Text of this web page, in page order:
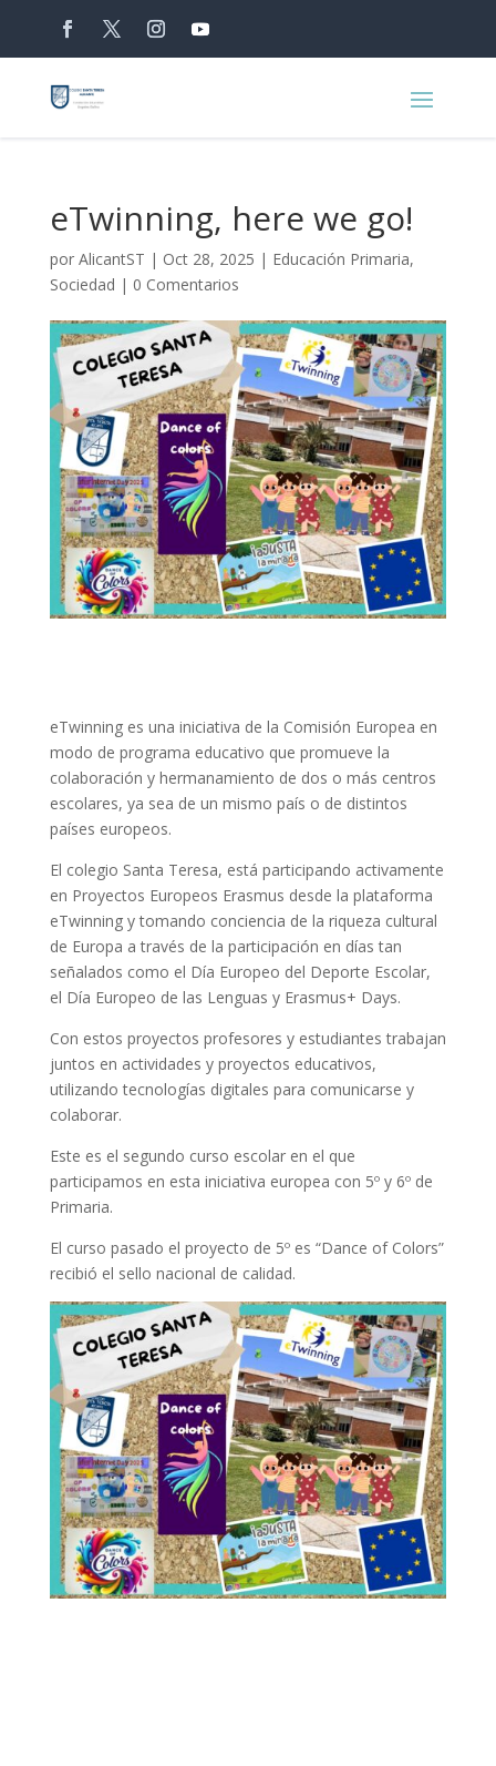
eTwinning, here we go!
por AlicantST | Oct 28, 2025 | Educación Primaria,
Sociedad | 0 Comentarios
eTwinning es una iniciativa de la Comisión Europea en
modo de programa educativo que promueve la
colaboración y hermanamiento de dos o más centros
escolares, ya sea de un mismo país o de distintos
países europeos.
El colegio Santa Teresa, está participando activamente
en Proyectos Europeos Erasmus desde la plataforma
eTwinning y tomando conciencia de la riqueza cultural
de Europa a través de la participación en días tan
señalados como el Día Europeo del Deporte Escolar,
el Día Europeo de las Lenguas y Erasmus+ Days.
Con estos proyectos profesores y estudiantes trabajan
juntos en actividades y proyectos educativos,
utilizando tecnologías digitales para comunicarse y
colaborar.
Este es el segundo curso escolar en el que
participamos en esta iniciativa europea con 5º y 6º de
Primaria.
El curso pasado el proyecto de 5º es “Dance of Colors”
recibió el sello nacional de calidad.